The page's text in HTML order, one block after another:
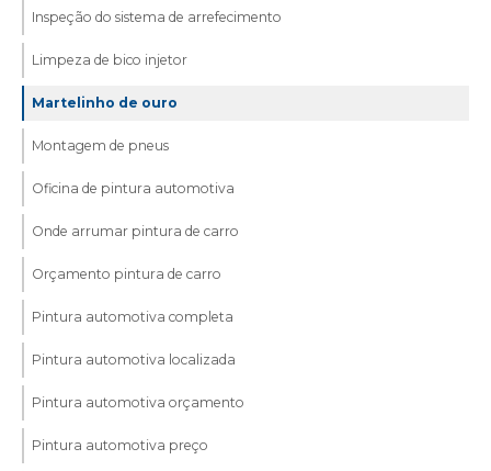
Inspeção do sistema de arrefecimento
Limpeza de bico injetor
Martelinho de ouro
Montagem de pneus
Oficina de pintura automotiva
Onde arrumar pintura de carro
Orçamento pintura de carro
Pintura automotiva completa
Pintura automotiva localizada
Pintura automotiva orçamento
Pintura automotiva preço